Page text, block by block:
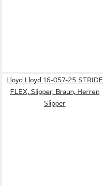
Lloyd Lloyd 16-057-25 STRIDE
FLEX, Slipper, Braun, Herren
Slipper